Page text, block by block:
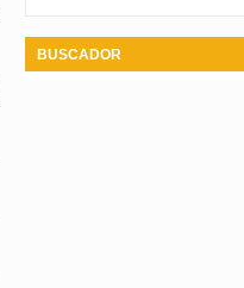
BUSCADOR